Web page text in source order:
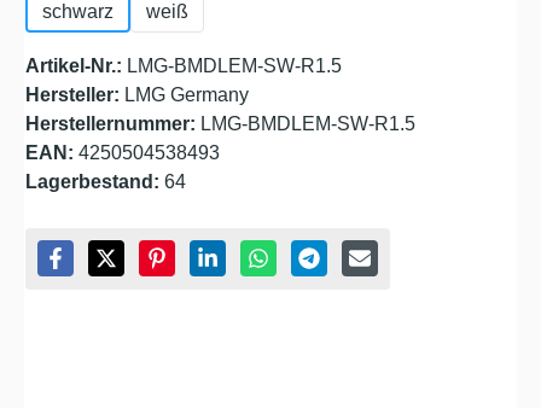
schwarz
weiß
Artikel-Nr.: LMG-BMDLEM-SW-R1.5
Hersteller: LMG Germany
Herstellernummer: LMG-BMDLEM-SW-R1.5
EAN: 4250504538493
Lagerbestand: 64